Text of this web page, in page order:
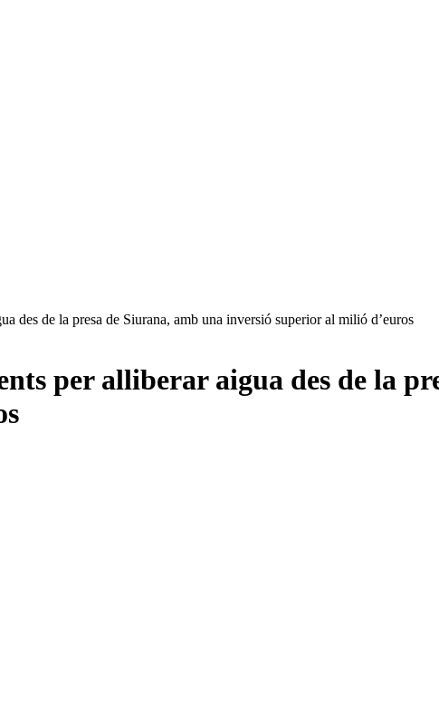
des de la presa de Siurana, amb una inversió superior al milió d’euros
per alliberar aigua des de la